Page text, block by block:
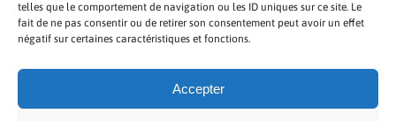
telles que le comportement de navigation ou les ID uniques sur ce site. Le
fait de ne pas consentir ou de retirer son consentement peut avoir un effet
négatif sur certaines caractéristiques et fonctions.
Accepter
PRÉSENTATION TOUTAFRICA
A PROPOS